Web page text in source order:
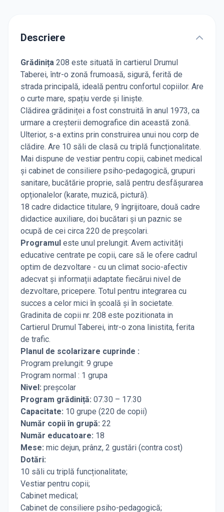
Descriere
Grădinița 208 este situată în cartierul Drumul
Taberei, într-o zonă frumoasă, sigură, ferită de
strada principală, ideală pentru confortul copiilor. Are
o curte mare, spațiu verde și liniște.
Clădirea grădiniței a fost construită în anul 1973, ca
urmare a creșterii demografice din această zonă.
Ulterior, s-a extins prin construirea unui nou corp de
clădire. Are 10 săli de clasă cu triplă funcționalitate.
Mai dispune de vestiar pentru copii, cabinet medical
și cabinet de consiliere psiho-pedagogică, grupuri
sanitare, bucătărie proprie, sală pentru desfășurarea
opționalelor (karate, muzică, pictură).
18 cadre didactice titulare, 9 îngrijitoare, două cadre
didactice auxiliare, doi bucătari și un paznic se
ocupă de cei circa 220 de preșcolari.
Programul este unul prelungit. Avem activități
educative centrate pe copii, care să le ofere cadrul
optim de dezvoltare - cu un climat socio-afectiv
adecvat și informații adaptate fiecărui nivel de
dezvoltare, pricepere. Totul pentru integrarea cu
succes a celor mici în școală și în societate.
Gradinita de copii nr. 208 este pozitionata in
Cartierul Drumul Taberei, intr-o zona linistita, ferita
de trafic.
Planul de scolarizare cuprinde :
Program prelungit: 9 grupe
Program normal : 1 grupa
Nivel: preșcolar
Program grădiniță: 07.30 – 17.30
Capacitate: 10 grupe (220 de copii)
Număr copii în grupă: 22
Număr educatoare: 18
Mese: mic dejun, prânz, 2 gustări (contra cost)
Dotări:
10 săli cu triplă funcționalitate;
Vestiar pentru copii;
Cabinet medical;
Cabinet de consiliere psiho-pedagogică;